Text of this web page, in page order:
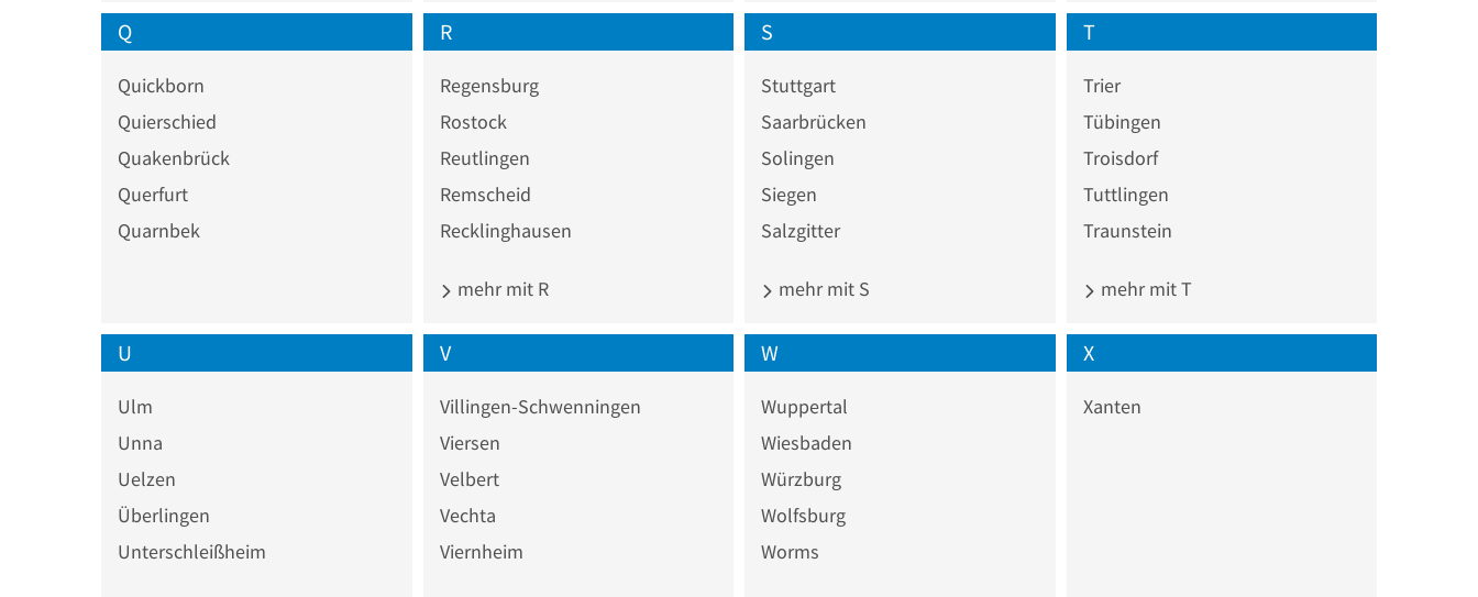
Q
Quickborn
Quierschied
Quakenbrück
Querfurt
Quarnbek
R
Regensburg
Rostock
Reutlingen
Remscheid
Recklinghausen
mehr mit R
S
Stuttgart
Saarbrücken
Solingen
Siegen
Salzgitter
mehr mit S
T
Trier
Tübingen
Troisdorf
Tuttlingen
Traunstein
mehr mit T
U
Ulm
Unna
Uelzen
Überlingen
Unterschleißheim
V
Villingen-Schwenningen
Viersen
Velbert
Vechta
Viernheim
W
Wuppertal
Wiesbaden
Würzburg
Wolfsburg
Worms
X
Xanten